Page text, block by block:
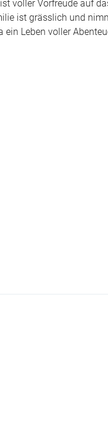
voller Vorfreude auf
ist grässlich und
Leben voller